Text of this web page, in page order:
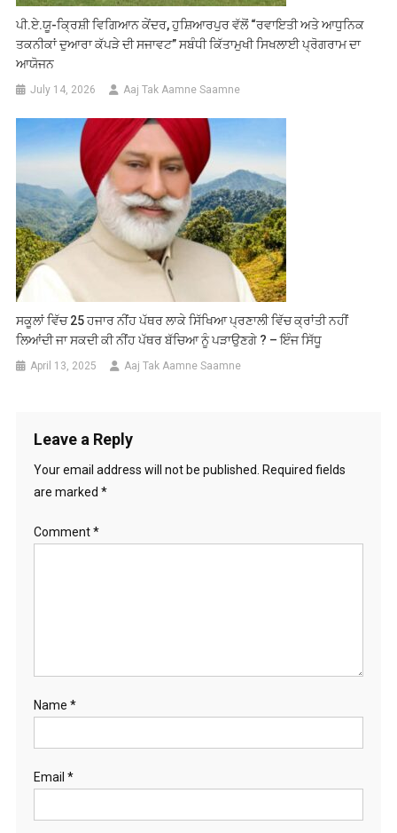
ਪੀ.ਏ.ਯੂ-ਕ੍ਰਿਸ਼ੀ ਵਿਗਿਆਨ ਕੇਂਦਰ, ਹੁਸ਼ਿਆਰਪੁਰ ਵੱਲੋਂ “ਰਵਾਇਤੀ ਅਤੇ ਆਧੁਨਿਕ
ਤਕਨੀਕਾਂ ਦੁਆਰਾ ਕੱਪੜੇ ਦੀ ਸਜਾਵਟ” ਸਬੰਧੀ ਕਿੱਤਾਮੁਖੀ ਸਿਖਲਾਈ ਪ੍ਰੋਗਰਾਮ ਦਾ
ਆਯੋਜਨ
July 14, 2026 Aaj Tak Aamne Saamne
ਸਕੂਲਾਂ ਵਿੱਚ 25 ਹਜਾਰ ਨੀਂਹ ਪੱਥਰ ਲਾਕੇ ਸਿੱਖਿਆ ਪ੍ਰਣਾਲੀ ਵਿੱਚ ਕ੍ਰਾਂਤੀ ਨਹੀਂ
ਲਿਆਂਦੀ ਜਾ ਸਕਦੀ ਕੀ ਨੀਂਹ ਪੱਥਰ ਬੱਚਿਆ ਨੂੰ ਪੜਾਉਣਗੇ ? – ਇੰਜ ਸਿੱਧੂ
April 13, 2025 Aaj Tak Aamne Saamne
Leave a Reply
Your email address will not be published.
Required fields
are marked *
Comment*
Name *
Email *